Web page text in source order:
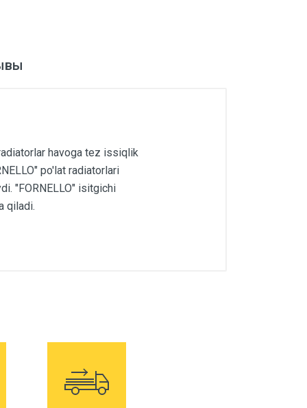
havoga tez issiqlik
po'lat radiatorlari
"FORNELLO" isitgichi
qiladi.